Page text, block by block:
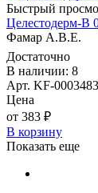
Быстрый
Целестодерм-В
Фамар А.В.Е.
Достаточно
В наличии: 8
Арт. KF-
Цена
от 383 ₽
В корзину
Показать еще